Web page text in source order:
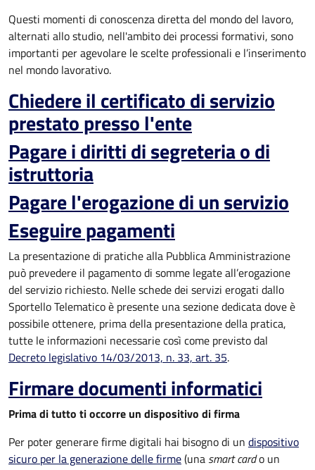
Questi momenti di conoscenza diretta del mondo del lavoro,
alternati allo studio, nell'ambito dei processi formativi, sono
importanti per agevolare le scelte professionali e l’inserimento
nel mondo lavorativo.
Chiedere il certificato di servizio
prestato presso l'ente
Pagare i diritti di segreteria o di
istruttoria
Pagare l'erogazione di un servizio
Eseguire pagamenti
La presentazione di pratiche alla Pubblica Amministrazione
può prevedere il pagamento di somme legate all’erogazione
del servizio richiesto. Nelle schede dei servizi erogati dallo
Sportello Telematico è presente una sezione dedicata dove è
possibile ottenere, prima della presentazione della pratica,
tutte le informazioni necessarie così come previsto dal
Decreto legislativo 14/03/2013, n. 33, art. 35.
Firmare documenti informatici
Prima di tutto ti occorre un dispositivo di firma
Per poter generare firme digitali hai bisogno di un dispositivo
sicuro per la generazione delle firme(una smart cardo un